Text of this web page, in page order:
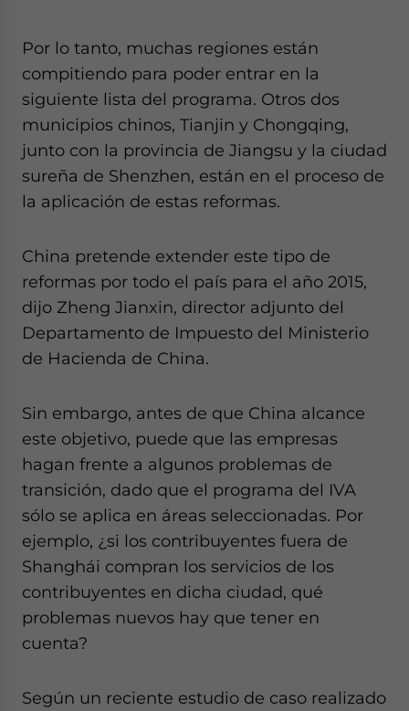
Por lo tanto, muchas regiones están
compitiendo para poder entrar en la
siguiente lista del programa. Otros dos
municipios chinos, Tianjin y Chongqing,
junto con la provincia de Jiangsu y la ciudad
sureña de Shenzhen, están en el proceso de
la aplicación de estas reformas.
China pretende extender este tipo de
reformas por todo el país para el año 2015,
dijo Zheng Jianxin, director adjunto del
Departamento de Impuesto del Ministerio
de Hacienda de China.
Sin embargo, antes de que China alcance
este objetivo, puede que las empresas
hagan frente a algunos problemas de
transición, dado que el programa del IVA
sólo se aplica en áreas seleccionadas. Por
ejemplo, ¿si los contribuyentes fuera de
Shanghái compran los servicios de los
contribuyentes en dicha ciudad, qué
problemas nuevos hay que tener en
cuenta?
Según un reciente estudio de caso realizado